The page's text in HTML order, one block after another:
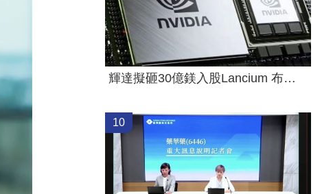
輝達擬砸30億鎂入股Lancium 布局電力設施
10